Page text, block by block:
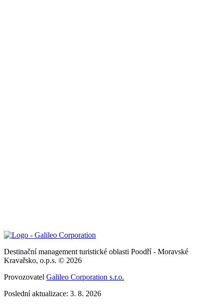
Destinační management turistické oblasti Poodří - Moravské
Kravařsko, o.p.s. © 2026
Provozovatel Galileo Corporation s.r.o.
Poslední aktualizace: 3. 8. 2026